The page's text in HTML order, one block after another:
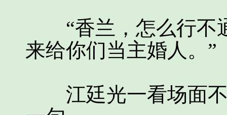
“香兰，怎么行不
来给你们当主婚人。”
江廷光一看场面不